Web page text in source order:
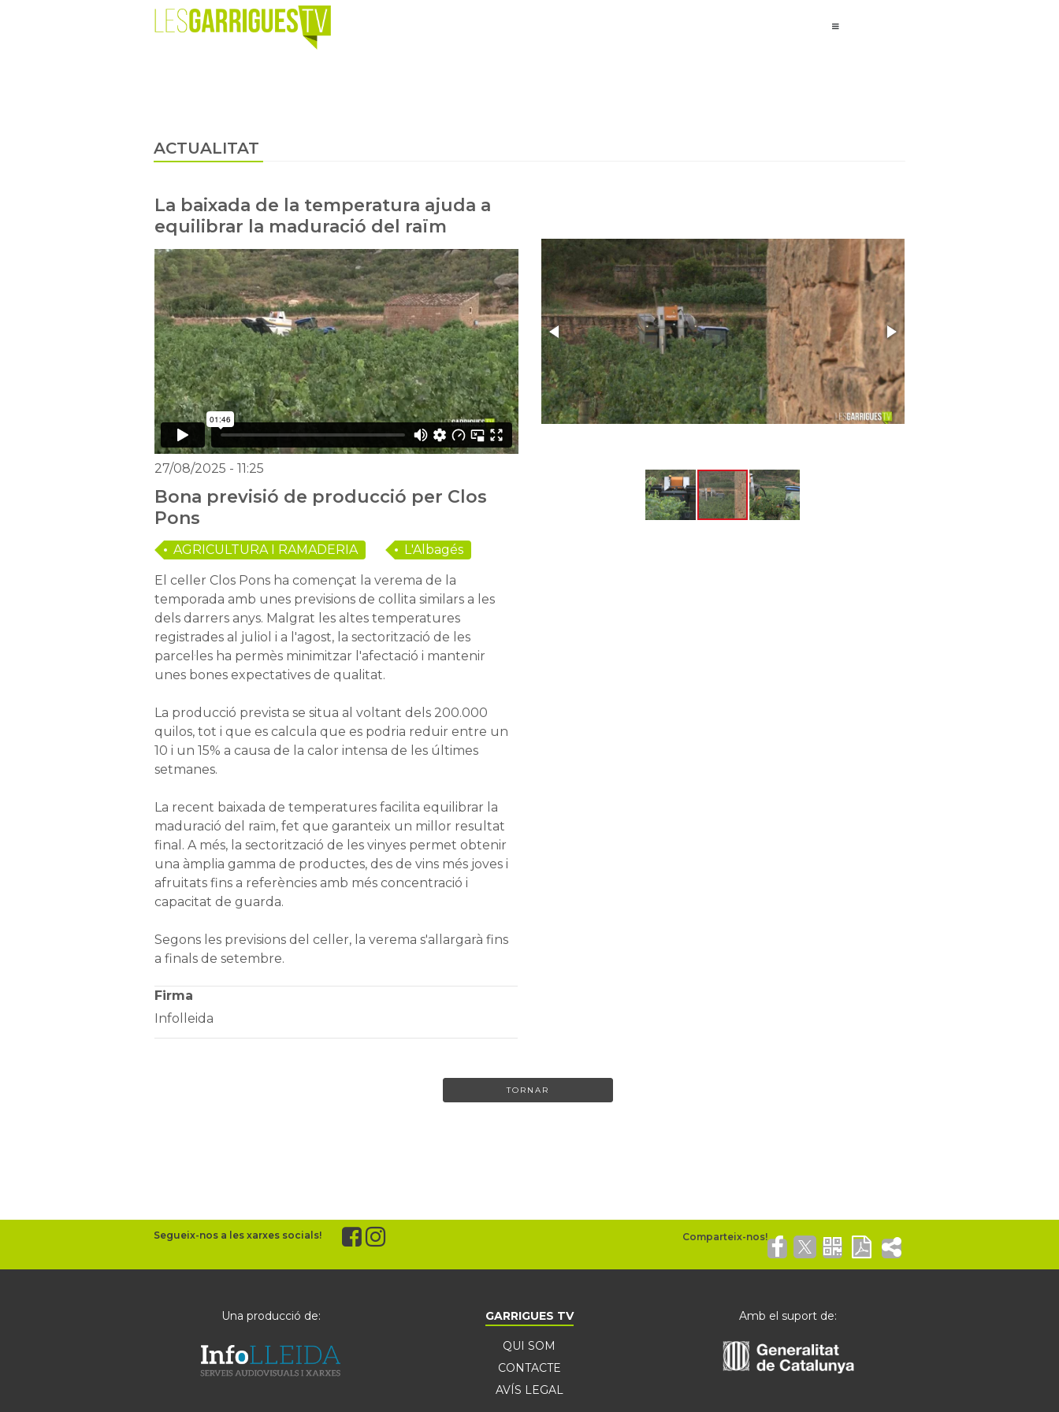
ACTUALITAT
La baixada de la temperatura ajuda a
equilibrar la maduració del raïm
27/08/2025 - 11:25
Bona previsió de producció per Clos
Pons
AGRICULTURA I RAMADERIA L'Albagés
El celler Clos Pons ha començat la verema de la
temporada amb unes previsions de collita similars a les
dels darrers anys. Malgrat les altes temperatures
registrades al juliol i a l'agost, la sectorització de les
parcel·les ha permès minimitzar l'afectació i mantenir
unes bones expectatives de qualitat.
La producció prevista se situa al voltant dels 200.000
quilos, tot i que es calcula que es podria reduir entre un
10 i un 15% a causa de la calor intensa de les últimes
setmanes.
La recent baixada de temperatures facilita equilibrar la
maduració del raïm, fet que garanteix un millor resultat
final. A més, la sectorització de les vinyes permet obtenir
una àmplia gamma de productes, des de vins més joves i
afruitats fins a referències amb més concentració i
capacitat de guarda.
Segons les previsions del celler, la verema s'allargarà fins
a finals de setembre.
Firma
Infolleida
TORNAR
Segueix-nos a les xarxes socials!
Una producció de: GARRIGUES TV
QUI SOM
CONTACTE
AVÍS LEGAL
Amb el suport de: